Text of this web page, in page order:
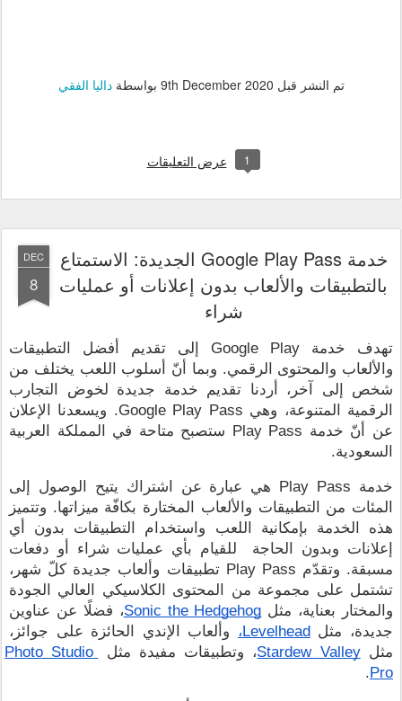
تم النشر قبل 9th December 2020 بواسطةداليا الفقي
1 عرض التعليقات
DEC
8
خدمة Google Play Pass الجديدة: الاستمتاع
بالتطبيقات والألعاب بدون إعلانات أو عمليات
شراء
السعودية.
والمختار بعناية، مثل Sonic the Hedgehog
جديدة، مثل Levelhead،
مثل Stardew Valley، وتطبيقات مفيدة مثل
Photo Studio
Pro
.